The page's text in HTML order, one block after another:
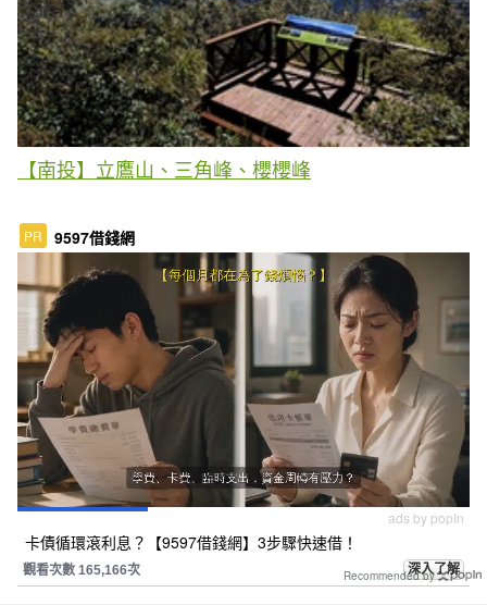
【南投】立鷹山、三角峰、櫻櫻峰
PR 9597借錢網
ads by popIn
卡債循環滾利息？【9597借錢網】3步驟快速借！
觀看次數 165,166次 深入了解
Recommended by